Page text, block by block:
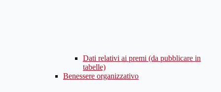
Dati relativi ai premi (da pubblicare in
tabelle)
Benessere organizzativo